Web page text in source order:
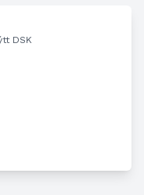
DSK